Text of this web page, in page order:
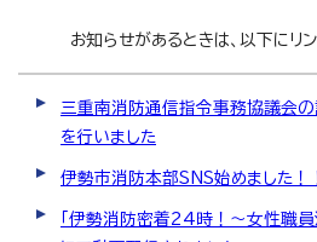
お知らせがあるときは、以下にリ
三重南消防通信指令事務協議会
を行いました
伊勢市消防本部SNS始めました！
「伊勢消防密着24時！〜女性職